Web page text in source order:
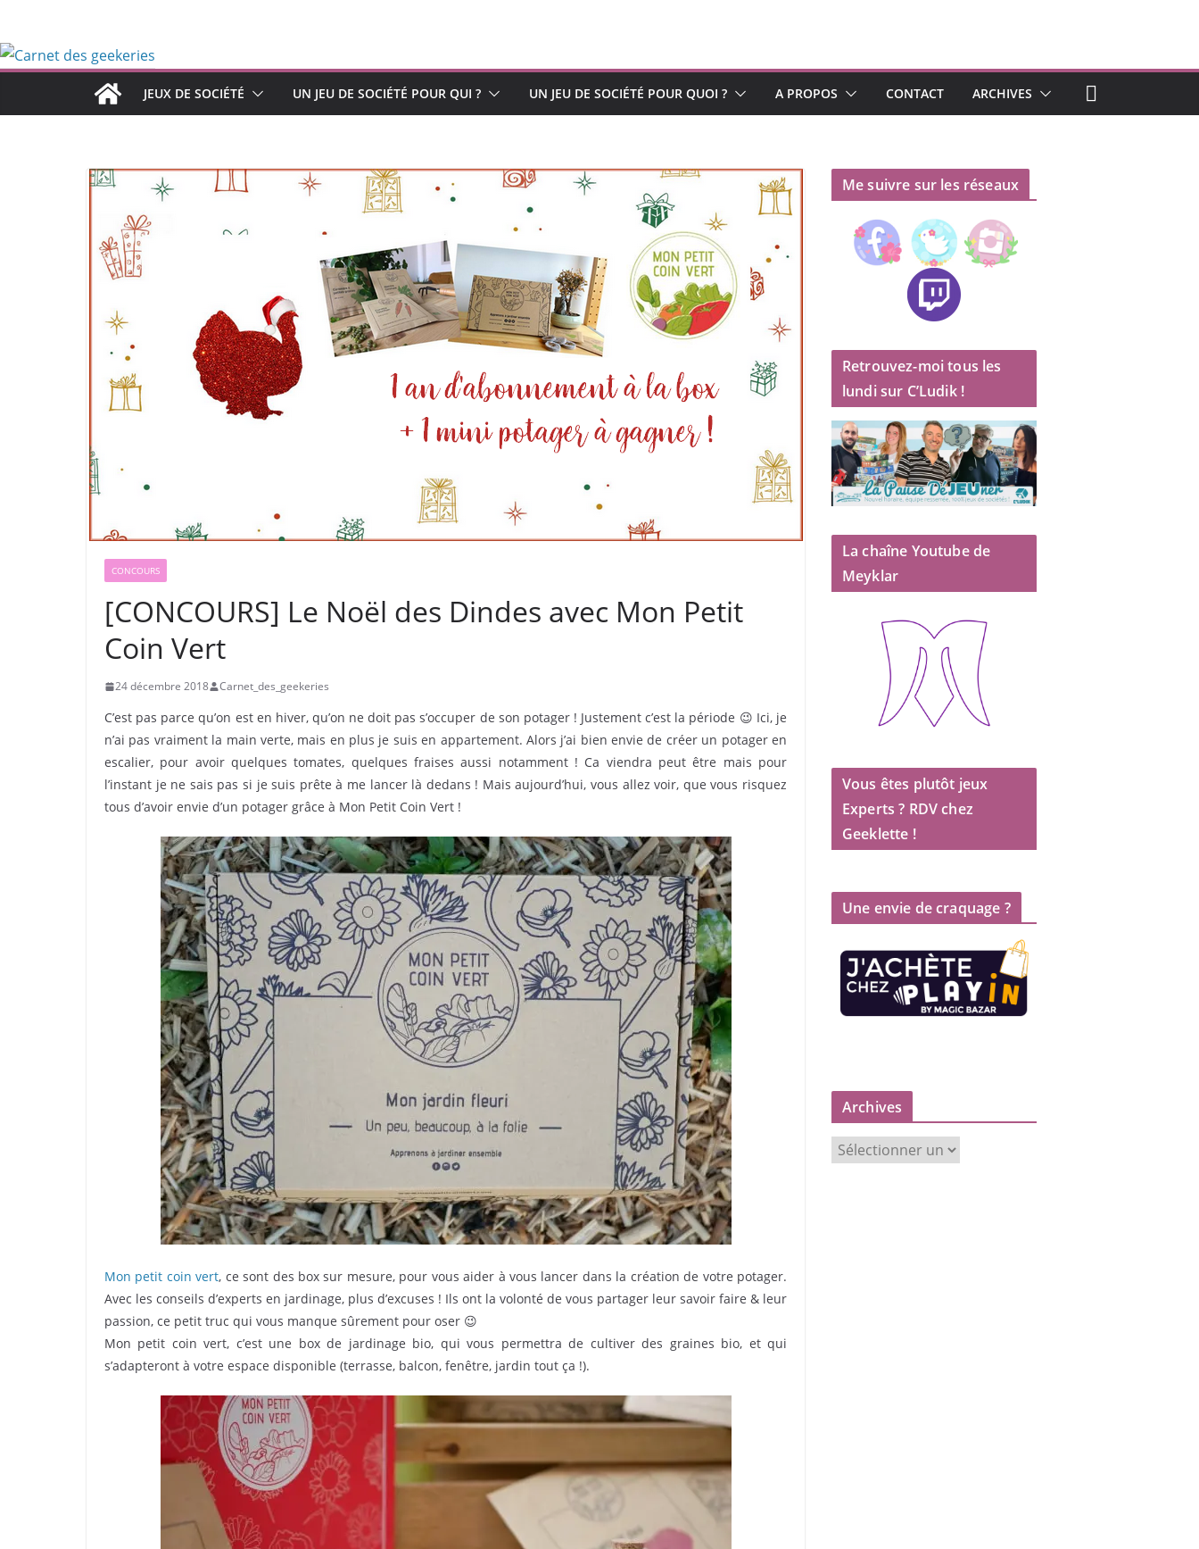
contenu
JEUX DE SOCIÉTÉ UN JEU DE SOCIÉTÉ POUR QUI ? UN JEU DE SOCIÉTÉ POUR QUOI ? A PROPOS CONTACT ARCHIVES
CONCOURS
[CONCOURS] Le Noël des Dindes avec Mon Petit
Coin Vert
24 décembre 2018 Carnet_des_geekeries
C’est pas parce qu’on est en hiver, qu’on ne doit pas s’occuper de son potager ! Justement c’est la période 😉 Ici, je
n’ai pas vraiment la main verte, mais en plus je suis en appartement. Alors j’ai bien envie de créer un potager en
escalier, pour avoir quelques tomates, quelques fraises aussi notamment ! Ca viendra peut être mais pour
l’instant je ne sais pas si je suis prête à me lancer là dedans ! Mais aujourd’hui, vous allez voir, que vous risquez
tous d’avoir envie d’un potager grâce à Mon Petit Coin Vert !
Mon petit coin vert, ce sont des box sur mesure, pour vous aider à vous lancer dans la création de votre potager.
Avec les conseils d’experts en jardinage, plus d’excuses ! Ils ont la volonté de vous partager leur savoir faire & leur
passion, ce petit truc qui vous manque sûrement pour oser 😉
Mon petit coin vert, c’est une box de jardinage bio, qui vous permettra de cultiver des graines bio, et qui
s’adapteront à votre espace disponible (terrasse, balcon, fenêtre, jardin tout ça !).
Me suivre sur les réseaux
Retrouvez-moi tous les
lundi sur C’Ludik !
La chaîne Youtube de
Meyklar
Vous êtes plutôt jeux
Experts ? RDV chez
Geeklette !
Une envie de craquage ?
Archives
r